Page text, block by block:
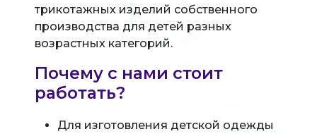
трикотажных изделий собственного
производства для детей разных
возрастных категорий.
Почему с нами стоит
работать?
Для изготовления детской одежды